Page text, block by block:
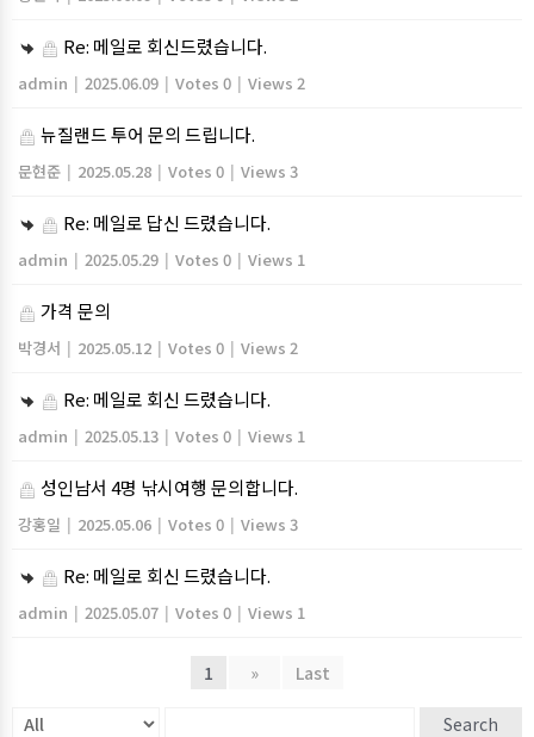
Re: 메일로 회신드렸습니다.
admin | 2025.06.09 | Votes 0 | Views 2
뉴질랜드 투어 문의 드립니다.
문현준 | 2025.05.28 | Votes 0 | Views 3
Re: 메일로 답신 드렸습니다.
admin | 2025.05.29 | Votes 0 | Views 1
가격 문의
박경서 | 2025.05.12 | Votes 0 | Views 2
Re: 메일로 회신 드렸습니다.
admin | 2025.05.13 | Votes 0 | Views 1
성인남서 4명 낚시여행 문의합니다.
강홍일 | 2025.05.06 | Votes 0 | Views 3
Re: 메일로 회신 드렸습니다.
admin | 2025.05.07 | Votes 0 | Views 1
1 » Last
Search